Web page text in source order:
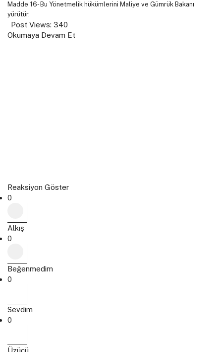
Madde 16- Bu Yönetmelik hükümlerini Maliye ve Gümrük Bakanı
yürütür.
Post Views: 340
Okumaya Devam Et
Reaksiyon Göster
0
Alkış
0
Beğenmedim
0
Sevdim
0
Üzücü